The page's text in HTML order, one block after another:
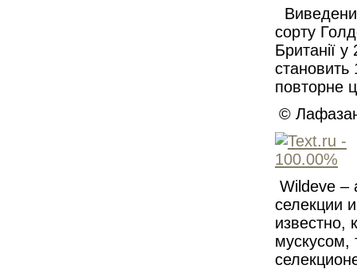
сорту
Британії
повторне
©
Wildeve –
селекции
известно,
мускусом,